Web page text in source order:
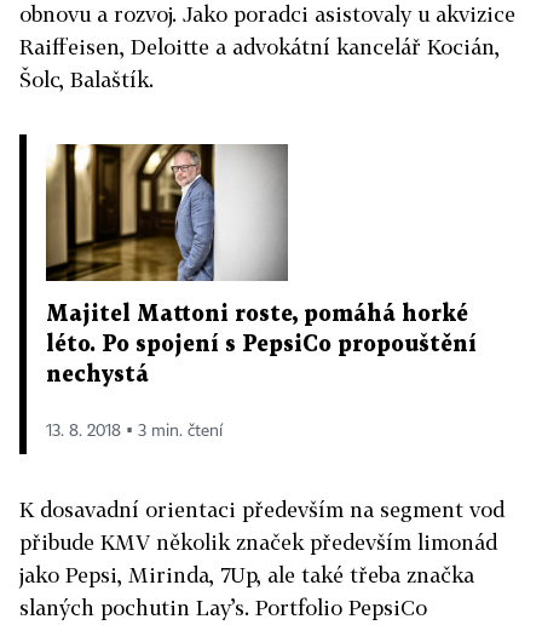
obnovu a rozvoj. Jako poradci asistovaly u akvizice
Raiffeisen, Deloitte a advokátní kancelář Kocián,
Šolc, Balaštík.
Majitel Mattoni roste, pomáhá horké
léto. Po spojení s PepsiCo propouštění
nechystá
13. 8. 2018 ▪ 3 min. čtení
K dosavadní orientaci především na segment vod
přibude KMV několik značek především limonád
jako Pepsi, Mirinda, 7Up, ale také třeba značka
slaných pochutin Lay’s. Portfolio PepsiCo